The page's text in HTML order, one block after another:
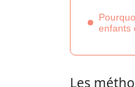
enfants
Les